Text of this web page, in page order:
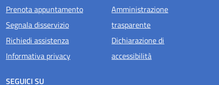
Prenota appuntamento
Segnala disservizio
Richiedi assistenza
Informativa privacy
Amministrazione
trasparente
Dichiarazione di
accessibilità
SEGUICI SU